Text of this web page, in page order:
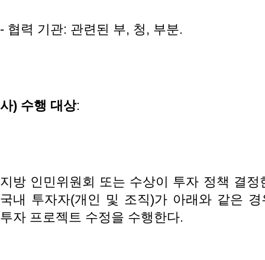
- 협력 기관: 관련된 부, 청, 부분.
사) 수행 대상:
지방 인민위원회 또는 수상이 투자 정책 결
국내 투자자(개인 및 조직)가 아래와 같은
투자 프로젝트 수정을 수행한다.